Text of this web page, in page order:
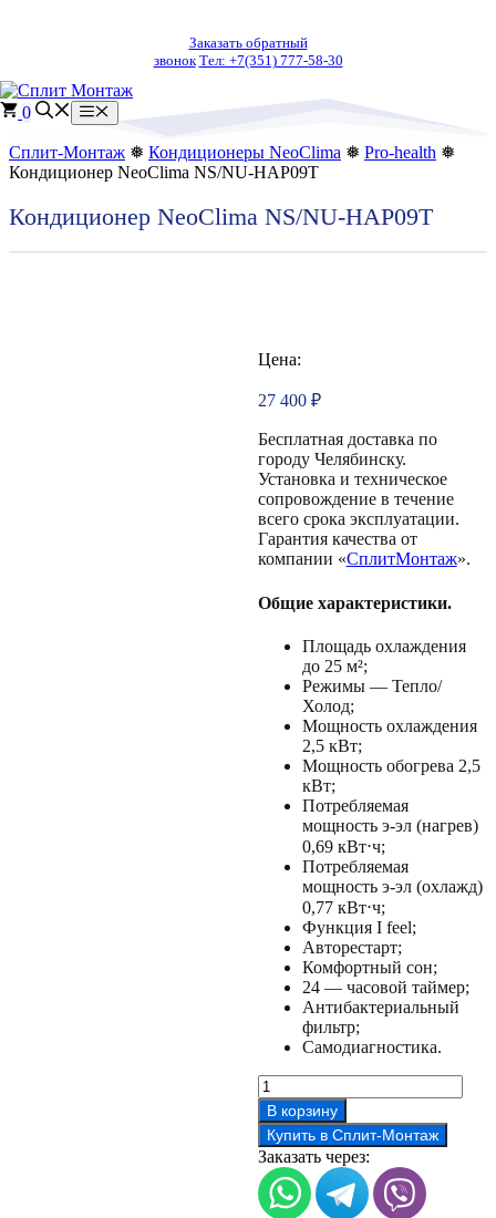
Заказать обратный
звонок Тел: +7(351) 777-58-30
0 Меню
Сплит-Монтаж ❅ Кондиционеры NeoClima ❅ Pro-health ❅
Кондиционер NeoClima NS/NU-HAP09T
Кондиционер NeoClima NS/NU-HAP09T
Цена:
27 400 ₽
Бесплатная доставка по
городу Челябинску.
Установка и техническое
сопровождение в течение
всего срока эксплуатации.
Гарантия качества от
компании «СплитМонтаж».
Общие характеристики.
Площадь охлаждения
до 25 м²;
Режимы — Тепло/
Холод;
Мощность охлаждения
2,5 кВт;
Мощность обогрева 2,5
кВт;
Потребляемая
мощность э-эл (нагрев)
0,69 кВт⋅ч;
Потребляемая
мощность э-эл (охлажд)
0,77 кВт⋅ч;
Функция I feel;
Авторестарт;
Комфортный сон;
24 — часовой таймер;
Антибактериальный
фильтр;
Самодиагностика.
Количество
товара
Кондиционер
NeoClima
NS/NU-
HAP09T
В корзину
Купить в Сплит-Монтаж
Заказать через: